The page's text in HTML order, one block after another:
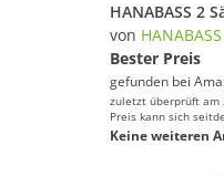
von HANABASS
Bester Preis
gefunden bei
zuletzt überprüft am
Preis kann sich
Keine weiteren